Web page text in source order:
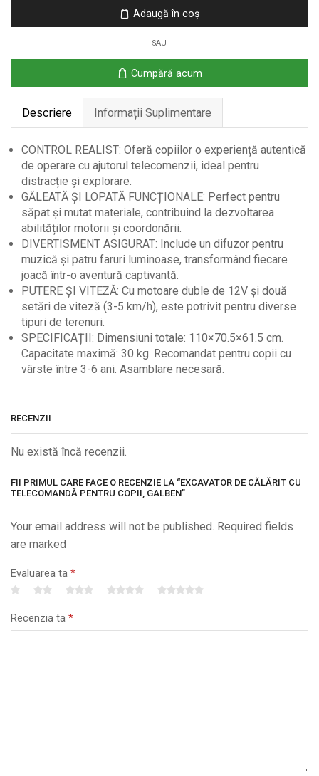
de
Călărit
Telecomandă
pentru
Copii,
Galben
Adaugă în coș
SAU
Cumpără acum
Descriere Informații Suplimentare
CONTROL REALIST: Oferă copiilor o experiență autentică
de operare cu ajutorul telecomenzii, ideal pentru
distracție și explorare.
GĂLEATĂ ȘI LOPATĂ FUNCȚIONALE: Perfect pentru
săpat și mutat materiale, contribuind la dezvoltarea
abilităților motorii și coordonării.
DIVERTISMENT ASIGURAT: Include un difuzor pentru
muzică și patru faruri luminoase, transformând fiecare
joacă într-o aventură captivantă.
PUTERE ȘI VITEZĂ: Cu motoare duble de 12V și două
setări de viteză (3-5 km/h), este potrivit pentru diverse
tipuri de terenuri.
SPECIFICAȚII: Dimensiuni totale: 110×70.5×61.5 cm.
Capacitate maximă: 30 kg. Recomandat pentru copii cu
vârste între 3-6 ani. Asamblare necesară.
RECENZII
Nu există încă recenzii.
FII PRIMUL CARE FACE O RECENZIE LA “EXCAVATOR DE CĂLĂRIT CU
TELECOMANDĂ PENTRU COPII, GALBEN”
Your email address will not be published. Required fields
are marked
Evaluarea ta *
Recenzia ta *